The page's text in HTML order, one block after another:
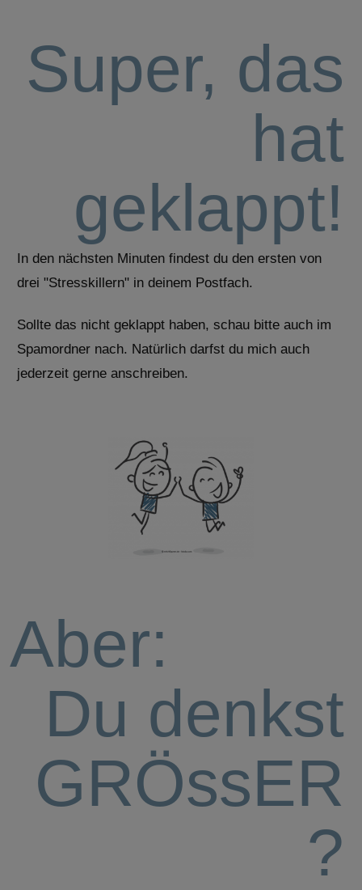
Super, das
hat
geklappt!
In den nächsten Minuten findest du den ersten von
drei "Stresskillern" in deinem Postfach.
Sollte das nicht geklappt haben, schau bitte auch im
Spamordner nach. Natürlich darfst du mich auch
jederzeit gerne anschreiben.
Aber:
Du denkst
GRÖssER
?